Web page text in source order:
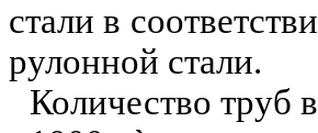
стали в
рулонной стали.
Количество труб